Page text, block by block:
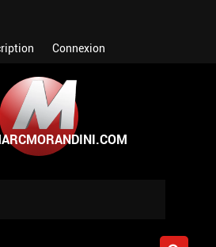
Connexion